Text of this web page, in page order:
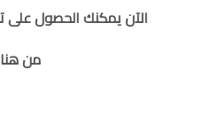
الآن يمكنك الحصول على
من هنا